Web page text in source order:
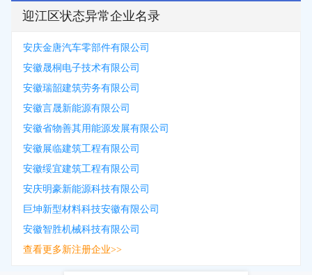
迎江区状态异常企业名录
安庆金唐汽车零部件有限公司
安徽晟桐电子技术有限公司
安徽瑞韶建筑劳务有限公司
安徽言晟新能源有限公司
安徽省物善其用能源发展有限公司
安徽展临建筑工程有限公司
安徽绥宜建筑工程有限公司
安庆明豪新能源科技有限公司
巨坤新型材料科技安徽有限公司
安徽智胜机械科技有限公司
查看更多新注册企业>>